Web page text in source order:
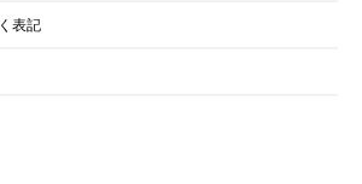
表記